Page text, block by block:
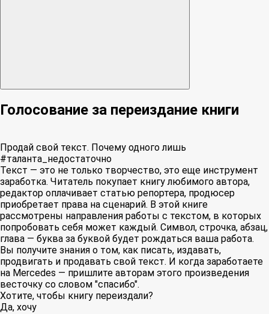
Голосование за переиздание книги
Продай свой текст. Почему одного лишь
#таланта_недостаточно
Текст — это не только творчество, это еще инструмент
заработка. Читатель покупает книгу любимого автора,
редактор оплачивает статью репортера, продюсер
приобретает права на сценарий. В этой книге
рассмотрены направления работы с текстом, в которых
попробовать себя может каждый. Символ, строчка, абзац,
глава — буква за буквой будет рождаться ваша работа.
Вы получите знания о том, как писать, издавать,
продвигать и продавать свой текст. И когда заработаете
на Mercedes — пришлите авторам этого произведения
весточку со словом "спасибо".
Хотите, чтобы книгу переиздали?
Да, хочу